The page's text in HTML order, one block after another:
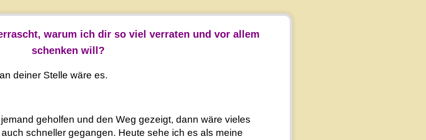
warum ich dir so viel verraten und vor allem
schenken will?
deiner Stelle wäre es.
geholfen und den Weg gezeigt, dann wäre vieles
schneller gegangen. Heute sehe ich es als meine